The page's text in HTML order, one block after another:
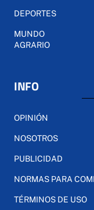
DEPORTES
MUNDO
AGRARIO
INFO
OPINIÓN
NOSOTROS
PUBLICIDAD
NORMAS PARA
TÉRMINOS DE USO